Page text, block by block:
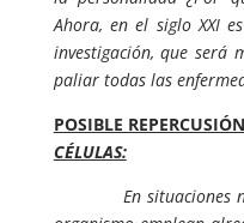
Ahora, en el siglo XXI
investigación, que será
paliar todas las
POSIBLE
CÉLULAS:
En situaciones